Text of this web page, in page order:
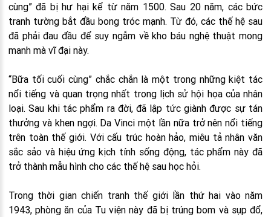
cùng” đã bị hư hại kể từ năm 1500. Sau 20 năm, các bức
tranh tường bắt đầu bong tróc mạnh. Từ đó, các thế hệ sau
đã phải đau đầu để suy ngẫm về kho báu nghệ thuật mong
manh mà vĩ đại này.
“Bữa tối cuối cùng” chắc chắn là một trong những kiệt tác
nổi tiếng và quan trọng nhất trong lịch sử hội họa của nhân
loại. Sau khi tác phẩm ra đời, đã lập tức giành được sự tán
thưởng và khen ngợi. Da Vinci một lần nữa trở nên nổi tiếng
trên toàn thế giới. Với cấu trúc hoàn hảo, miêu tả nhân văn
sắc sảo và hiệu ứng kịch tính sống động, tác phẩm này đã
trở thành mẫu hình cho các thế hệ sau học hỏi.
Trong thời gian chiến tranh thế giới lần thứ hai vào năm
1943, phòng ăn của Tu viện này đã bị trúng bom và sụp đổ,